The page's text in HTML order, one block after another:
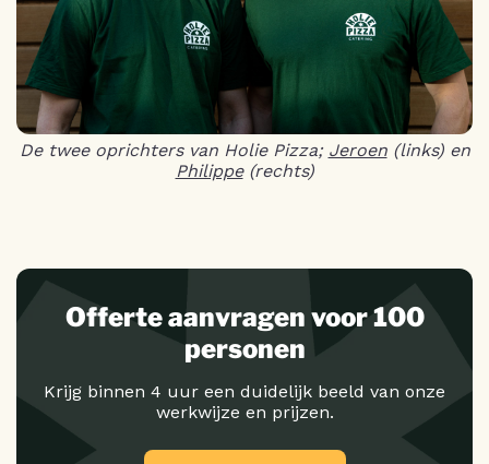
De twee oprichters van Holie Pizza; Jeroen(links) en
Philippe(rechts)
Offerte aanvragen voor 100
personen
Krijg binnen 4 uur een duidelijk beeld van onze
werkwijze en prijzen.